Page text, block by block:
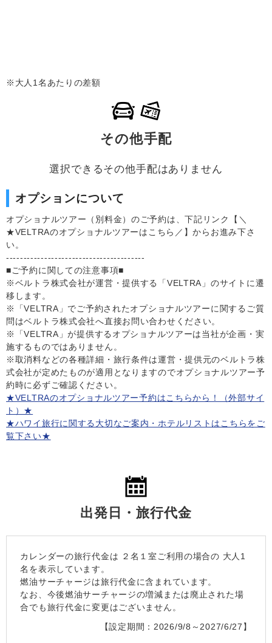
※大人1名あたりの差額
その他手配
選択できるその他手配はありません
オプションについて
オプショナルツアー（別料金）のご予約は、下記リンク【＼
★VELTRAのオプショナルツアーはこちら／】からお進み下さ
い。
----------------------------------------
■ご予約に関しての注意事項■
※ベルトラ株式会社が運営・提供する「VELTRA」のサイトに遷
移します。
※「VELTRA」でご予約されたオプショナルツアーに関するご質
問はベルトラ株式会社へ直接お問い合わせください。
※「VELTRA」が提供するオプショナルツアーは当社が企画・実
施するものではありません。
※取消料などの各種詳細・旅行条件は運営・提供元のベルトラ株
式会社が定めたものが適用となりますのでオプショナルツアー予
約時に必ずご確認ください。
★VELTRAのオプショナルツアー予約はこちらから！（外部サイ
ト）★
★ハワイ旅行に関する大切なご案内・ホテルリストはこちらをご
覧下さい★
出発日・旅行代金
カレンダーの旅行代金は ２名１室 ご利用の場合の 大人1
名を表示しています。
燃油サーチャージは旅行代金に含まれています。
なお、今後燃油サーチャージの増減または廃止された場
合でも旅行代金に変更はございません。
【設定期間：2026/9/8～2027/6/27】